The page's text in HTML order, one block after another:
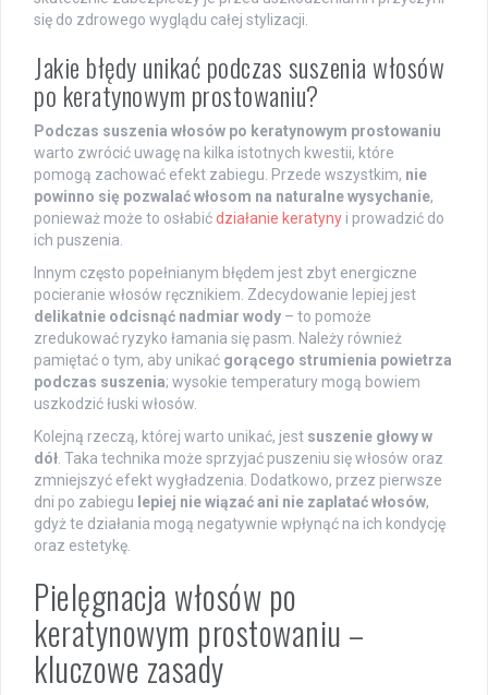
się do zdrowego wyglądu całej stylizacji.
Jakie błędy unikać podczas suszenia włosów
po keratynowym prostowaniu?
Podczas suszenia włosów po keratynowym prostowaniu
warto zwrócić uwagę na kilka istotnych kwestii, które
pomogą zachować efekt zabiegu. Przede wszystkim, nie
powinno się pozwalać włosom na naturalne wysychanie,
ponieważ może to osłabićdziałanie keratyny i prowadzić do
ich puszenia.
Innym często popełnianym błędem jest zbyt energiczne
pocieranie włosów ręcznikiem. Zdecydowanie lepiej jest
delikatnie odcisnąć nadmiar wody – to pomoże
zredukować ryzyko łamania się pasm. Należy również
pamiętać o tym, aby unikać gorącego strumienia powietrza
podczas suszenia; wysokie temperatury mogą bowiem
uszkodzić łuski włosów.
Kolejną rzeczą, której warto unikać, jest suszenie głowy w
dół . Taka technika może sprzyjać puszeniu się włosów oraz
zmniejszyć efekt wygładzenia. Dodatkowo, przez pierwsze
dni po zabiegu lepiej nie wiązać ani nie zaplatać włosów,
gdyż te działania mogą negatywnie wpłynąć na ich kondycję
oraz estetykę.
Pielęgnacja włosów po
keratynowym prostowaniu –
kluczowe zasady